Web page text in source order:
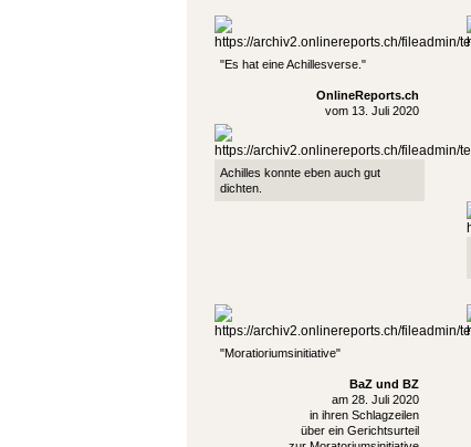
"Es hat eine Achillesverse."
OnlineReports.ch
vom 13. Juli 2020
Achilles konnte eben auch gut
dichten.
"Moratioriumsinitiative"
BaZ und BZ
am 28. Juli 2020
in ihren Schlagzeilen
über ein Gerichtsurteil